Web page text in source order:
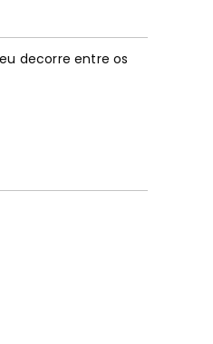
decorre entre os